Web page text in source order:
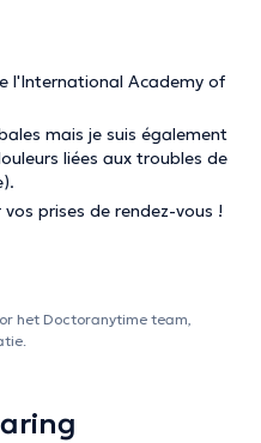
l'International Academy of
mais je suis également
liées aux troubles de
prises de rendez-vous !
het Doctoranytime team,